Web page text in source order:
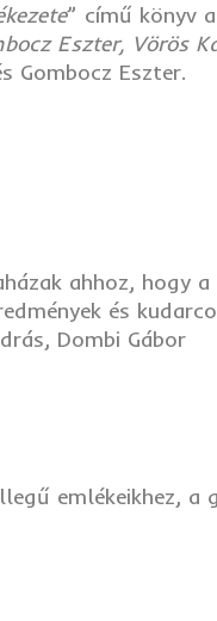
” című könyv
Eszter, Vörös
Gombocz Eszter.
ahhoz, hogy
és
Dombi Gábor
emlékeikhez, a